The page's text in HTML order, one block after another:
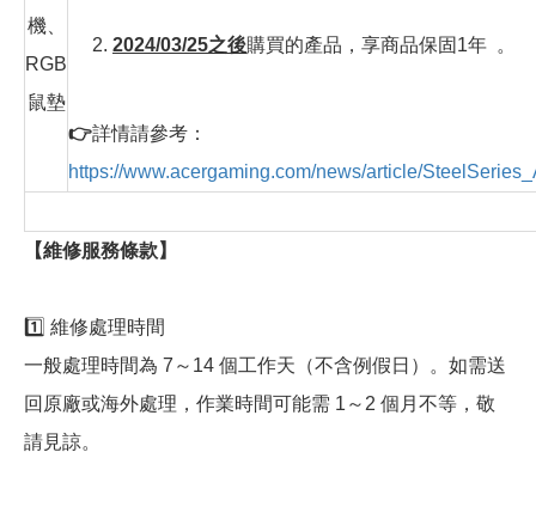
機、
RGB
鼠墊
2. 2024/03/25之後購買的產品，享商品保固1年 。
👉詳情請參考：
https://www.acergaming.com/news/article/
【維修服務條款】
1️⃣ 維修處理時間
一般處理時間為 7～14 個工作天（不含例假日）。如需送
回原廠或海外處理，作業時間可能需 1～2 個月不等，敬
請見諒。